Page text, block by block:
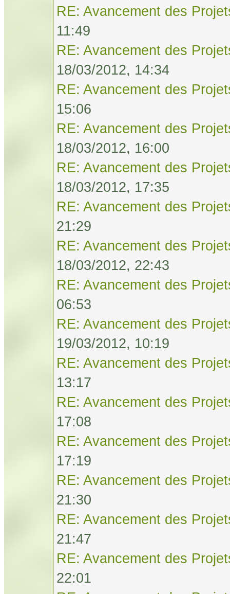
RE: Avancement des
11:49
RE: Avancement des
18/03/2012, 14:34
RE: Avancement des
15:06
RE: Avancement des
18/03/2012, 16:00
RE: Avancement des
18/03/2012, 17:35
RE: Avancement des
21:29
RE: Avancement des
18/03/2012, 22:43
RE: Avancement des
06:53
RE: Avancement des
19/03/2012, 10:19
RE: Avancement des
13:17
RE: Avancement des
17:08
RE: Avancement des
17:19
RE: Avancement des
21:30
RE: Avancement des
21:47
RE: Avancement des
22:01